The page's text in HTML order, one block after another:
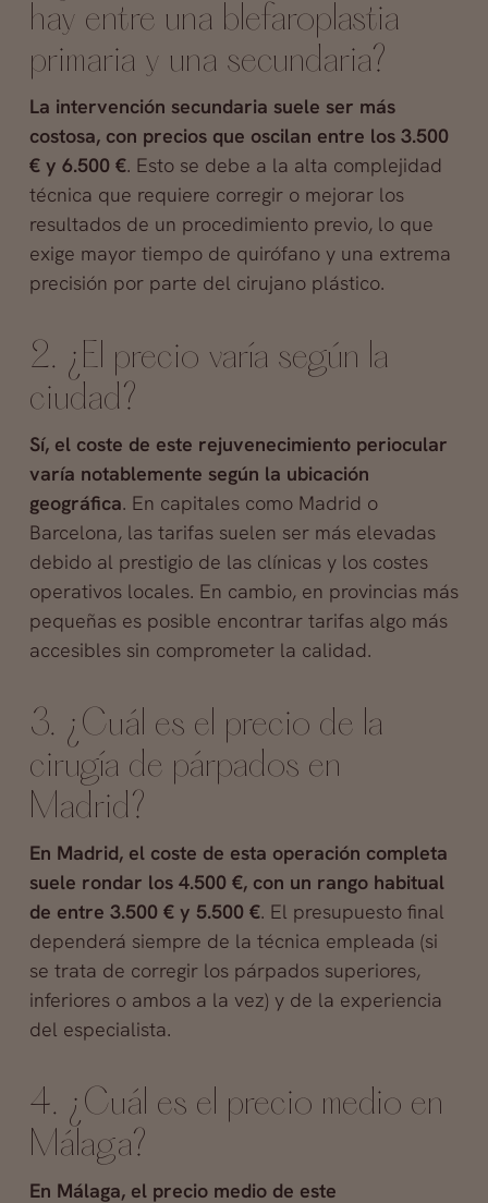
hay entre una blefaroplastia
primaria y una secundaria?
La intervención secundaria suele ser más
costosa, con precios que oscilan entre los 3.500
€ y 6.500 €. Esto se debe a la alta complejidad
técnica que requiere corregir o mejorar los
resultados de un procedimiento previo, lo que
exige mayor tiempo de quirófano y una extrema
precisión por parte del cirujano plástico.
2. ¿El precio varía según la
ciudad?
Sí, el coste de este rejuvenecimiento periocular
varía notablemente según la ubicación
geográfica. En capitales como Madrid o
Barcelona, las tarifas suelen ser más elevadas
debido al prestigio de las clínicas y los costes
operativos locales. En cambio, en provincias más
pequeñas es posible encontrar tarifas algo más
accesibles sin comprometer la calidad.
3. ¿Cuál es el precio de la
cirugía de párpados en
Madrid?
En Madrid, el coste de esta operación completa
suele rondar los 4.500 €, con un rango habitual
de entre 3.500 € y 5.500 €. El presupuesto final
dependerá siempre de la técnica empleada (si
se trata de corregir los párpados superiores,
inferiores o ambos a la vez) y de la experiencia
del especialista.
4. ¿Cuál es el precio medio en
Málaga?
En Málaga, el precio medio de este